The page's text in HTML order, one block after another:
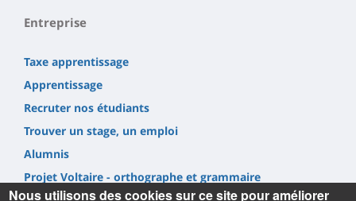
Entreprise
Taxe apprentissage
Apprentissage
Recruter nos étudiants
Trouver un stage, un emploi
Alumnis
Projet Voltaire - orthographe et grammaire
Nous utilisons des cookies sur ce site pour améliorer